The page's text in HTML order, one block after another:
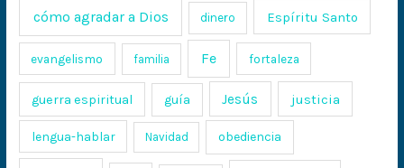
cómo agradar a Dios dinero Espíritu Santo
evangelismo familia Fe fortaleza
guerra espiritual guía Jesús justicia
lengua-hablar Navidad obediencia